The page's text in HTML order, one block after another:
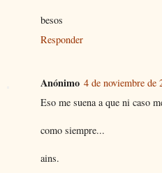
besos
Responder
Anónimo 4 de noviembre de
Eso me suena a que ni caso
como siempre...
ains.